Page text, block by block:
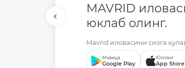
MAVRID
юклаб олинг.
Mavrid иловасини сизга
Мавжуд
Google Play
Юкланг
App Store